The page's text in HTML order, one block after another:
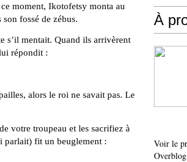
moment, Ikotofetsy monta au
fossé de zébus.
s’il mentait. Quand ils arrivèrent
répondit :
alors le roi ne savait pas. Le
votre troupeau et les sacrifiez à
parlait) fit un beuglement :
À
Voir le
Overblog